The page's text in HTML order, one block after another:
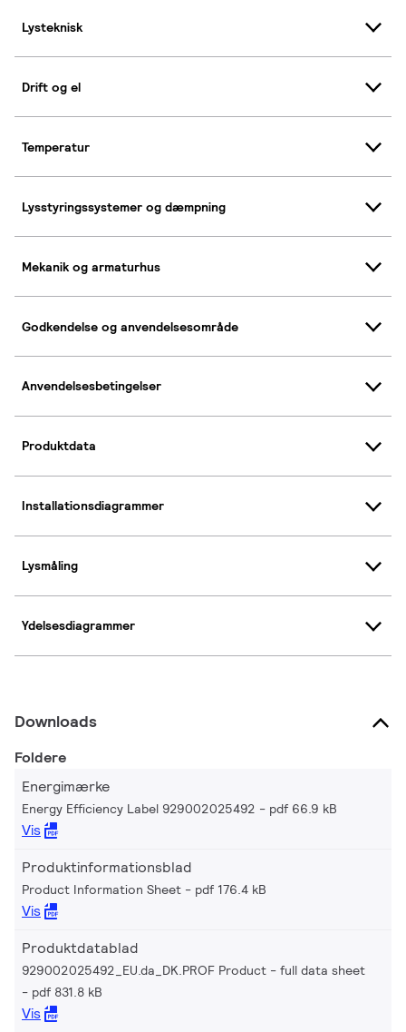
Lysteknisk
Drift og el
Temperatur
Lysstyringssystemer og dæmpning
Mekanik og armaturhus
Godkendelse og anvendelsesområde
Anvendelsesbetingelser
Produktdata
Installationsdiagrammer
Lysmåling
Ydelsesdiagrammer
Downloads
Foldere
Energimærke
Energy Efficiency Label 929002025492 pdf 66.9 kB
Vis
Produktinformationsblad
Product Information Sheet pdf 176.4 kB
Vis
Produktdatablad
929002025492_EU.da_DK.PROF Product - full data sheet
pdf 831.8 kB
Vis